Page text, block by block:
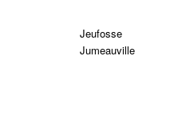
Jeufosse
Jumeauville